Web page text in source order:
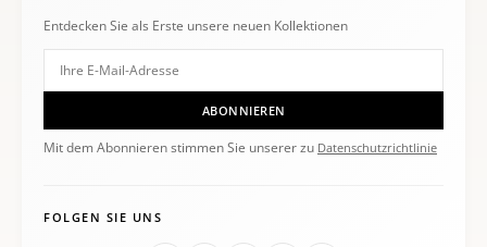
Entdecken Sie als Erste unsere neuen Kollektionen
ABONNIEREN
Mit dem Abonnieren stimmen Sie unserer zu Datenschutzrichtlinie
FOLGEN SIE UNS